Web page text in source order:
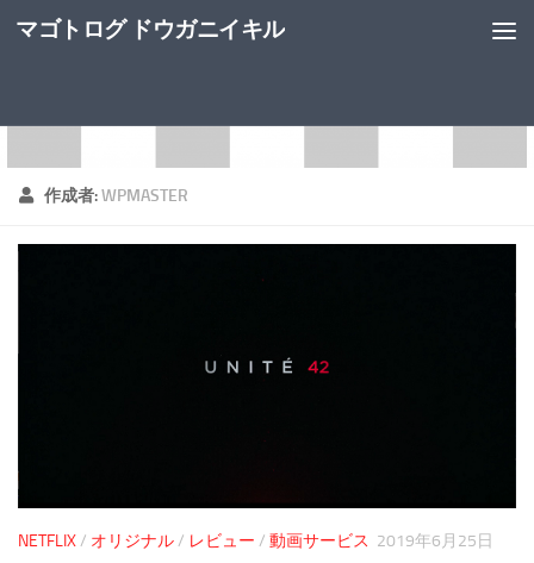
マゴトログ ドウガニイキル
作成者:WPMASTER
NETFLIX/ オリジナル/ レビュー / 動画サービス 2019年6月25日